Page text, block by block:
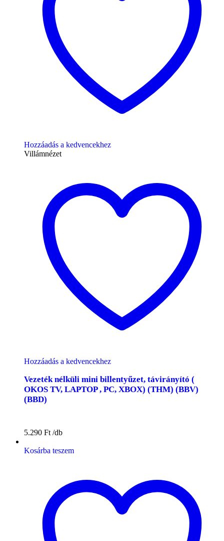
Hozzáadás a kedvencekhez
Villámnézet
Hozzáadás a kedvencekhez
Vezeték nélküli mini billentyűzet, távirányító (
OKOS TV, LAPTOP , PC, XBOX) (THM) (BBV)
(BBD)
5.290 Ft
Kosárba teszem